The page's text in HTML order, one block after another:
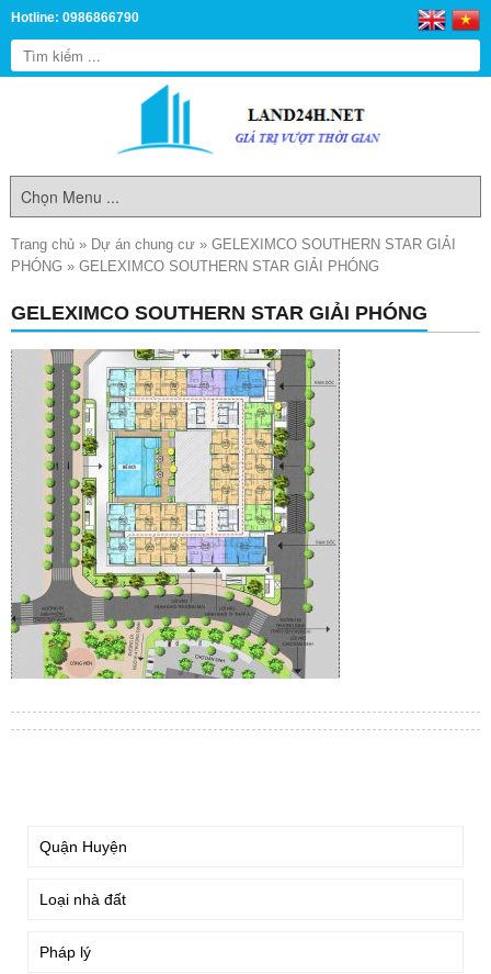
Hotline: 0986866790
Trang chủ » Dự án chung cư » GELEXIMCO SOUTHERN STAR GIẢI
PHÓNG » GELEXIMCO SOUTHERN STAR GIẢI PHÓNG
GELEXIMCO SOUTHERN STAR GIẢI PHÓNG